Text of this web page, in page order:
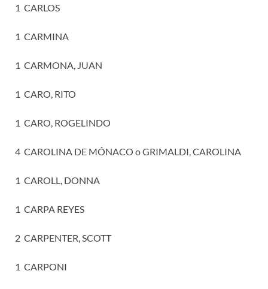
1 CARLOS
1 CARMINA
1 CARMONA, JUAN
1 CARO, RITO
1 CARO, ROGELINDO
4 CAROLINA DE MÓNACO o GRIMALDI, CAROLINA
1 CAROLL, DONNA
1 CARPA REYES
2 CARPENTER, SCOTT
1 CARPONI